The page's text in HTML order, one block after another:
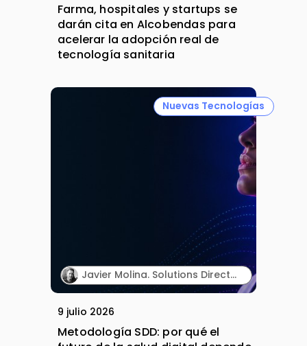
Farma, hospitales y startups se
darán cita en Alcobendas para
acelerar la adopción real de
tecnología sanitaria
Nuevas Tecnologías
Javier Molina. Solutions Director. Sngular.
9 julio 2026
Metodología SDD: por qué el